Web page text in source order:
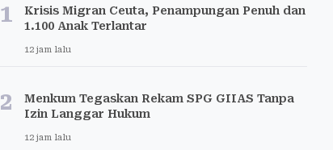
1
Krisis Migran Ceuta, Penampungan Penuh dan
1.100 Anak Terlantar
12 jam lalu
2
Menkum Tegaskan Rekam SPG GIIAS Tanpa
Izin Langgar Hukum
12 jam lalu